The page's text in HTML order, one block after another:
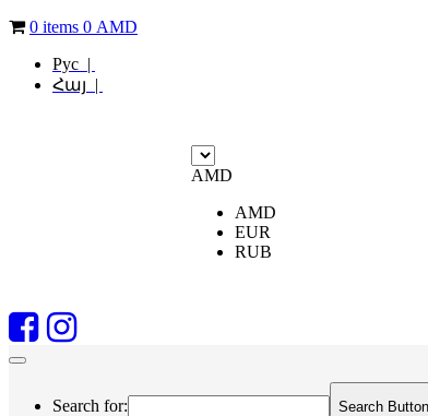
0 items 0 AMD
Рус |
Հայ |
AMD
AMD
EUR
RUB
Search for: Search Button